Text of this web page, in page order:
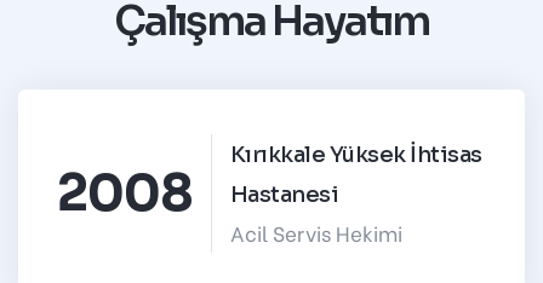
Çalışma Hayatım
2008
Kırıkkale Yüksek İhtisas
Hastanesi
Acil Servis Hekimi